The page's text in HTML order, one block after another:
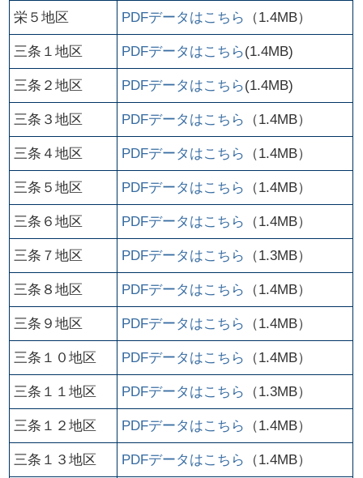
栄５地区 PDFデータはこちら （1.4MB）
三条１地区 PDFデータはこちら(1.4MB)
三条２地区 PDFデータはこちら(1.4MB)
三条３地区 PDFデータはこちら （1.4MB）
三条４地区 PDFデータはこちら （1.4MB）
三条５地区 PDFデータはこちら （1.4MB）
三条６地区 PDFデータはこちら （1.4MB）
三条７地区 PDFデータはこちら （1.3MB）
三条８地区 PDFデータはこちら （1.4MB）
三条９地区 PDFデータはこちら （1.4MB）
三条１０地区 PDFデータはこちら （1.4MB）
三条１１地区 PDFデータはこちら （1.3MB）
三条１２地区 PDFデータはこちら （1.4MB）
三条１３地区 PDFデータはこちら （1.4MB）